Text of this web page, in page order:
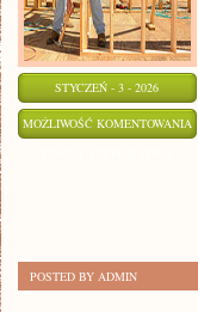
STYCZEŃ - 3 - 2026
MOŻLIWOŚĆ KOMENTOWANIA
POSTED BY ADMIN